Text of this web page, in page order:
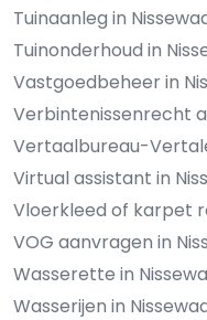
Tuinaanleg in
Tuinonderhoud in
Vastgoedbeheer in
Verbintenissenrecht
Vertaalbureau-
Virtual assistant in
Vloerkleed of karpet
VOG aanvragen in
Wasserette in
Wasserijen in